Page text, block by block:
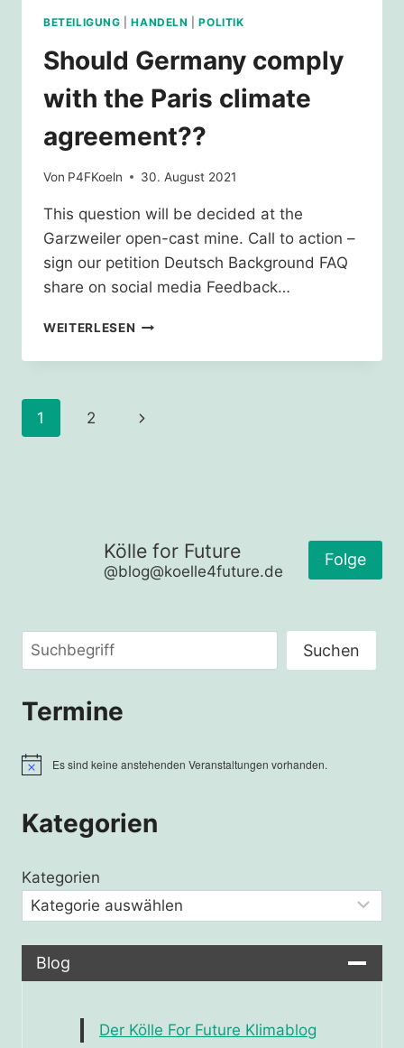
BETEILIGUNG |HANDELN |POLITIK
Should Germany comply
with the Paris climate
agreement??
Von P4FKoeln 30. August 2021
This question will be decided at the
Garzweiler open-cast mine. Call to action –
sign our petition Deutsch Background FAQ
share on social media Feedback…
WEITERLESEN SHOULD
COMPLY
PARIS
Seitennavigation
1 2
Nächste
Kölle for Future
@blog@koelle4future.de
Folge
Suchen Suchen
Termine
HinweisEs sind keine anstehenden Veranstaltungen vorhanden.
Kategorien
Kategorien
Blog
Der Kölle For Future Klimablog